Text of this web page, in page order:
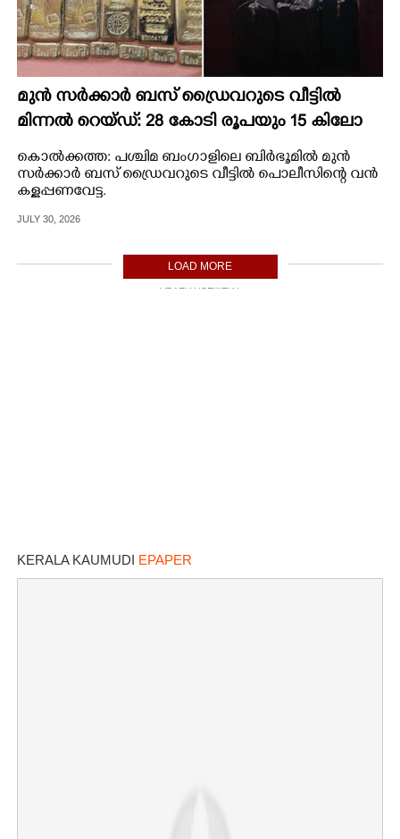
മുൻ സർക്കാർ ബസ് ഡ്രൈവറുടെ വീട്ടിൽ
മിന്നൽ റെയ്ഡ്: 28 കോടി രൂപയും 15 കിലോ
സ്വർണവും പിടിച്ചെടുത്തു
കൊൽക്കത്ത: പശ്ചിമ ബംഗാളിലെ ബിർഭൂമിൽ മുൻ
സർക്കാർ ബസ് ഡ്രൈവറുടെ വീട്ടിൽ പൊലീസിന്റെ വൻ
കള്ളപ്പണവേട്ട.
JULY 30, 2026
LOAD MORE
ADVERTISEMENT
KERALA KAUMUDI EPAPER